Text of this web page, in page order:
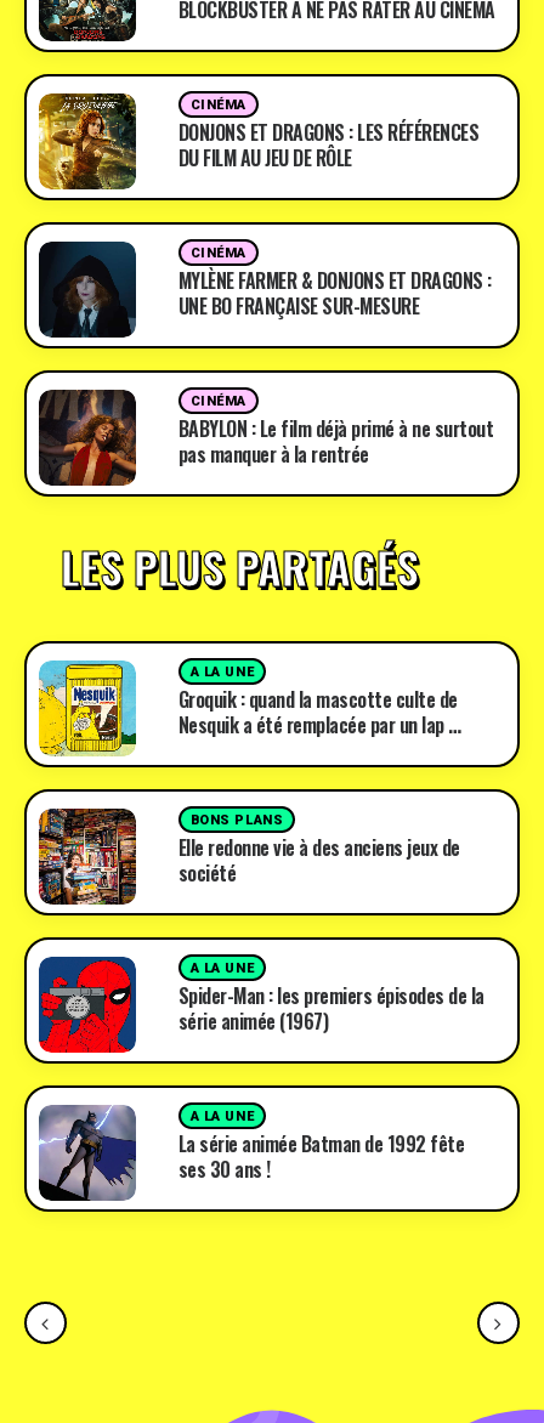
BLOCKBUSTER À NE PAS RATER AU CINÉMA
CINÉMA
DONJONS ET DRAGONS : LES RÉFÉRENCES
DU FILM AU JEU DE RÔLE
CINÉMA
MYLÈNE FARMER & DONJONS ET DRAGONS :
UNE BO FRANÇAISE SUR-MESURE
CINÉMA
BABYLON : Le film déjà primé à ne surtout
pas manquer à la rentrée
LES PLUS PARTAGÉS
A LA UNE
Groquik : quand la mascotte culte de
Nesquik a été remplacée par un lap …
BONS PLANS
Elle redonne vie à des anciens jeux de
société
A LA UNE
Spider-Man : les premiers épisodes de la
série animée (1967)
A LA UNE
La série animée Batman de 1992 fête
ses 30 ans !